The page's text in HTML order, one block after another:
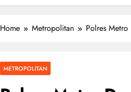
Home Metropolitan Polres
METROPOLITAN